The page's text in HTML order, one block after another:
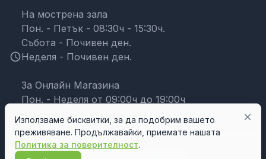
schedule
На мострена зала
Пон. - Петък - 08:30ч - 15:30ч.
Събота - Почивен ден.
Неделя - Почивен ден.
За Онлайн Магазина
Пон. - Неделя от 09:00ч до 19:00ч
close
Използваме бисквитки, за да подобрим вашето
преживяване. Продължавайки, приемате нашата
Политика за поверителност.